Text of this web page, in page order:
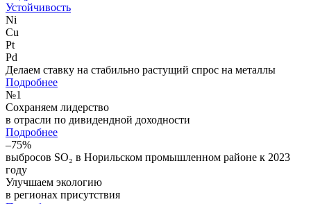
Устойчивость
Ni
Cu
Pt
Pd
Делаем ставку на стабильно растущий спрос на металлы
Подробнее
№1
Сохраняем лидерство
в отрасли по дивидендной доходности
Подробнее
–75%
выбросов SO₂ в Норильском промышленном районе к 2023
году
Улучшаем экологию
в регионах присутствия